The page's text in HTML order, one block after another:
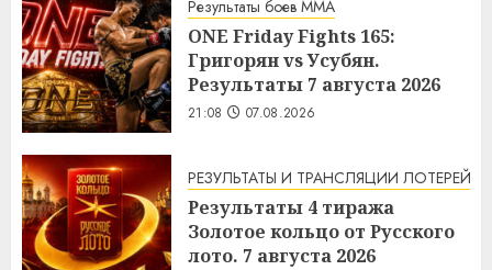
Результаты боев MMA
ONE Friday Fights 165:
Григорян vs Усубян.
Результаты 7 августа 2026
21:08 07.08.2026
РЕЗУЛЬТАТЫ И ТРАНСЛЯЦИИ ЛОТЕРЕЙ
Результаты 4 тиража
Золотое кольцо от Русского
лото. 7 августа 2026